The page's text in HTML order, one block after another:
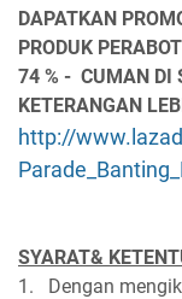
DAPATKAN
PRODUK
74 % - CUMAN DI
KETERANGAN
http://
SYARAT&
1. Dengan